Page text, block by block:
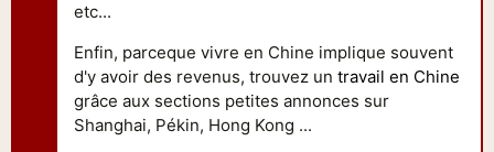
etc...
Enfin, parceque vivre en Chine implique souvent
d'y avoir des revenus, trouvez un travail en Chine
grâce aux sections petites annonces sur
Shanghai, Pékin, Hong Kong ...